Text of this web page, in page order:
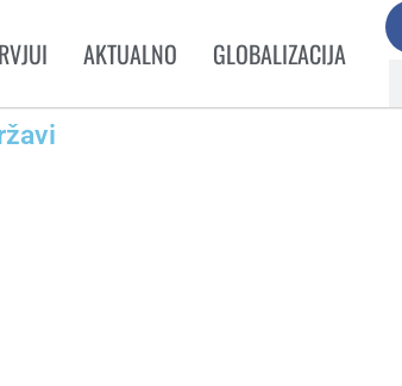
AKTUALNO GLOBALIZACIJA